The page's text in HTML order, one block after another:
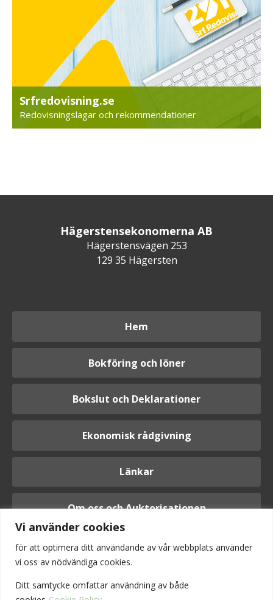
Vi använder cookies
för att optimera ditt användande av vår webbplats använder
vi oss av nödvändiga cookies.
Ditt samtycke omfattar användning av både
Srfredovisning.se
Redovisningslagar och rekommendationer
Hägerstensekonomerna AB
Hägerstensvägen 253
129 35 Hägersten
Hem
Bokföring och löner
Bokslut och Deklarationer
Ekonomisk rådgivning
Länkar
Om oss och Auktorisationen
Logga in